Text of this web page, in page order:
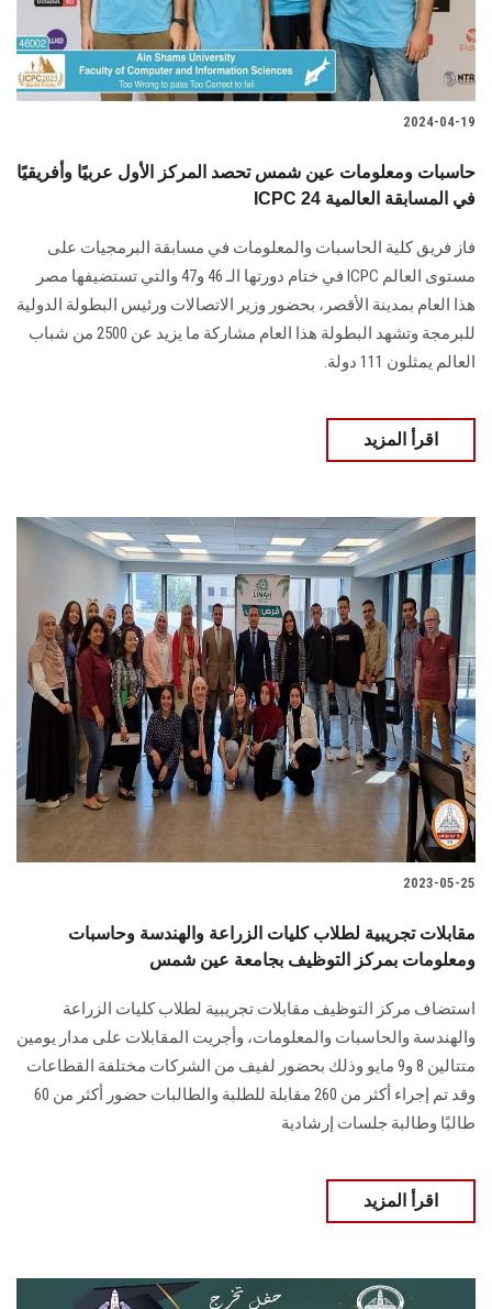
2024-04-19
حاسبات ومعلومات عين شمس تحصد المركز الأول عربيًا وأفريقيًا
ICPC في المسابقة العالمية 24
فاز فريق كلية الحاسبات والمعلومات في مسابقة البرمجيات على
مستوى العالم ICPC في ختام دورتها الـ 46 و47 والتي تستضيفها مصر
هذا العام بمدينة الأقصر، بحضور وزير الاتصالات ورئيس البطولة الدولية
للبرمجة وتشهد البطولة هذا العام مشاركة ما يزيد عن 2500 من شباب
العالم يمثلون 111 دولة.
اقرأ المزيد
2023-05-25
مقابلات تجريبية لطلاب كليات الزراعة والهندسة وحاسبات
ومعلومات بمركز التوظيف بجامعة عين شمس
استضاف مركز التوظيف مقابلات تجريبية لطلاب كليات الزراعة
والهندسة والحاسبات والمعلومات، وأجريت المقابلات على مدار يومين
متتالين 8 و9 مايو وذلك بحضور لفيف من الشركات مختلفة القطاعات
وقد تم إجراء أكثر من 260 مقابلة للطلبة والطالبات حضور أكثر من 60
طالبًا وطالبة جلسات إرشادية
اقرأ المزيد